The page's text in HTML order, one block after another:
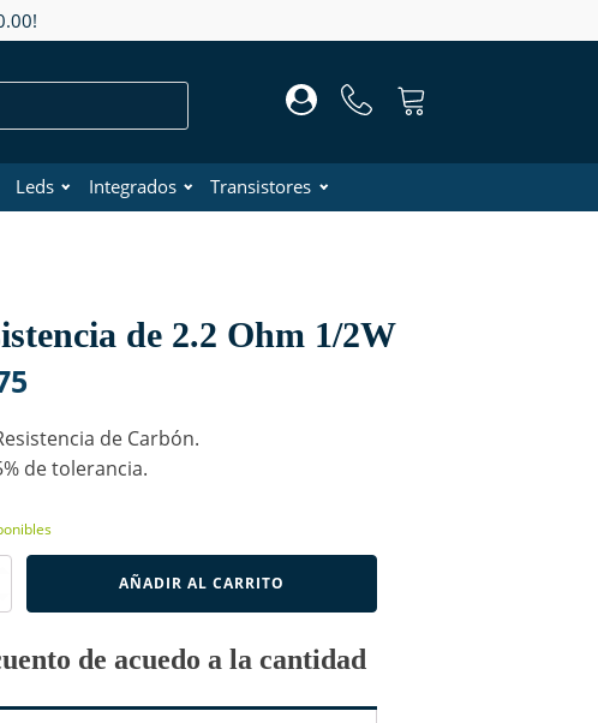
Leds Integrados Transistores
de 2.2 Ohm 1/2W
de Carbón.
de tolerancia.
AÑADIR AL CARRITO
de acuedo a la cantidad